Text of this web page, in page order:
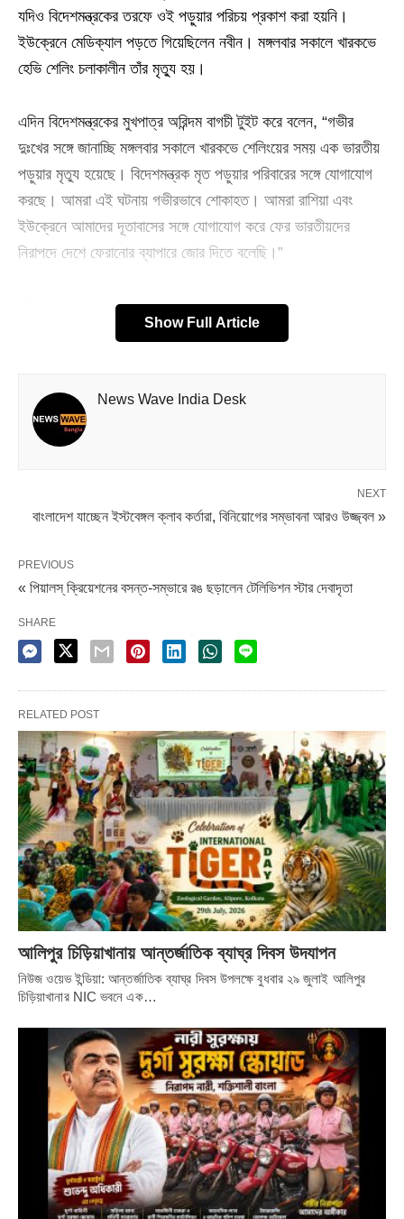
যদিও বিদেশমন্ত্রকের তরফে ওই পড়ুয়ার পরিচয় প্রকাশ করা হয়নি।
ইউক্রেনে মেডিক্যাল পড়তে গিয়েছিলেন নবীন। মঙ্গলবার সকালে খারকভে
হেভি শেলিং চলাকালীন তাঁর মৃত্যু হয়।
এদিন বিদেশমন্ত্রকের মুখপাত্র অরিন্দম বাগচী টুইট করে বলেন, “গভীর
দুঃখের সঙ্গে জানাচ্ছি মঙ্গলবার সকালে খারকভে শেলিংয়ের সময় এক ভারতীয়
পড়ুয়ার মৃত্যু হয়েছে। বিদেশমন্ত্রক মৃত পড়ুয়ার পরিবারের সঙ্গে যোগাযোগ
করছে। আমরা এই ঘটনায় গভীরভাবে শোকাহত। আমরা রাশিয়া এবং
ইউক্রেনে আমাদের দূতাবাসের সঙ্গে যোগাযোগ করে ফের ভারতীয়দের
নিরাপদে দেশে ফেরানোর ব্যাপারে জোর দিতে বলেছি।”
Show Full Article
News Wave India Desk
NEXT
বাংলাদেশ যাচ্ছেন ইস্টবেঙ্গল ক্লাব কর্তারা, বিনিয়োগের সম্ভাবনা আরও উজ্জ্বল »
PREVIOUS
« পিয়ালস্ ক্রিয়েশনের বসন্ত-সম্ভারে রঙ ছড়ালেন টেলিভিশন স্টার দেবাদৃতা
SHARE
RELATED POST
আলিপুর চিড়িয়াখানায় আন্তর্জাতিক ব্যাঘ্র দিবস উদযাপন
নিউজ ওয়েভ ইন্ডিয়া: আন্তর্জাতিক ব্যাঘ্র দিবস উপলক্ষে বুধবার ২৯ জুলাই আলিপুর
চিড়িয়াখানার NIC ভবনে এক…